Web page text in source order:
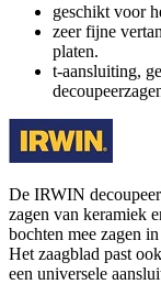
geschikt voor
zeer fijne
platen.
t-aansluiting,
De IRWIN
zagen van keramiek
bochten mee zagen
Het zaagblad past
een universele